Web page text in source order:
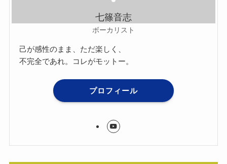
七篠音志
ボーカリスト
己が感性のまま、ただ楽しく、
不完全であれ。コレがモットー。
プロフィール